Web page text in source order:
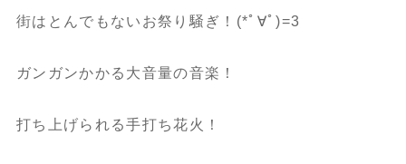
街はとんでもないお祭り騒ぎ！(*ﾟ∀ﾟ)=3
ガンガンかかる大音量の音楽！
打ち上げられる手打ち花火！